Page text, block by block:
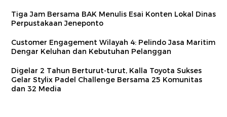
Tiga Jam Bersama BAK Menulis Esai Konten Lokal Dinas
Perpustakaan Jeneponto
Customer Engagement Wilayah 4: Pelindo Jasa Maritim
Dengar Keluhan dan Kebutuhan Pelanggan
Digelar 2 Tahun Berturut-turut, Kalla Toyota Sukses
Gelar Stylix Padel Challenge Bersama 25 Komunitas
dan 32 Media